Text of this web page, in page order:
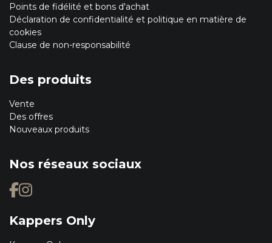
Points de fidélité et bons d'achat
Déclaration de confidentialité et politique en matière de
cookies
Clause de non-responsabilité
Des produits
Vente
Des offres
Nouveaux produits
Nos réseaux sociaux
Kappers Only